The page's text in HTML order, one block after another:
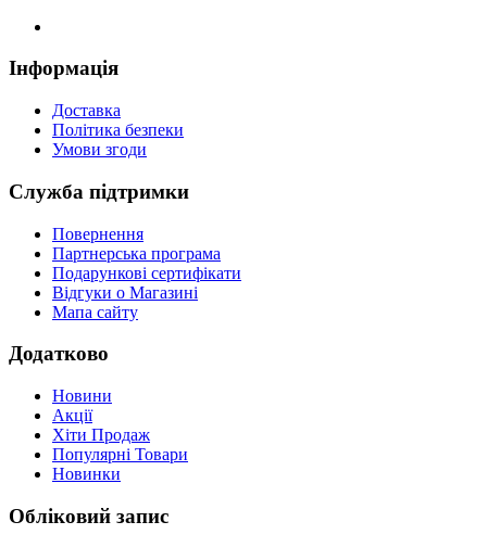
Інформація
Доставка
Політика безпеки
Умови згоди
Служба підтримки
Повернення
Партнерська програма
Подарункові сертифікати
Відгуки о Магазині
Мапа сайту
Додатково
Новини
Акції
Хіти Продаж
Популярні Товари
Новинки
Обліковий запис